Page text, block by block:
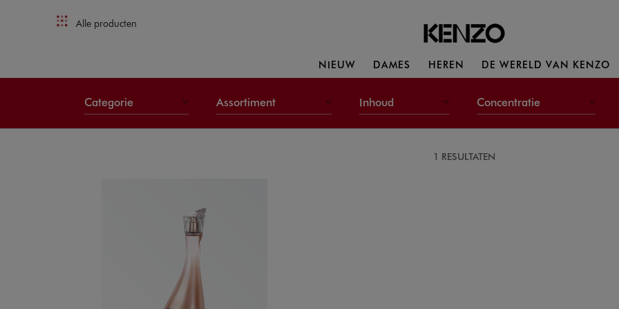
Alle producten
NIEUW DAMES HEREN DE WERELD VAN KENZO
Categorie Assortiment Inhoud Concentratie
1 RESULTATEN